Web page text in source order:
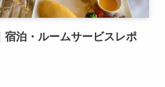
宿泊・ルームサービスレポ